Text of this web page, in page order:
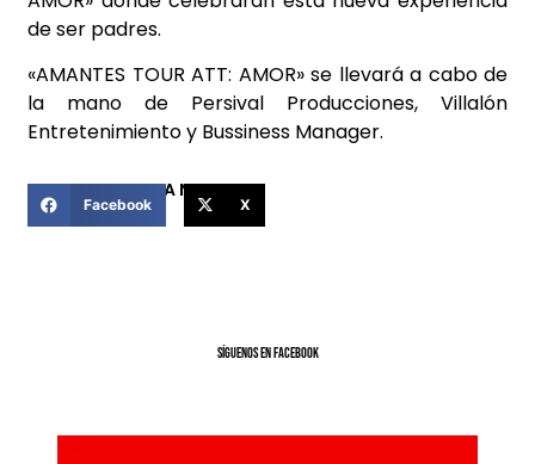
de ser padres.
«AMANTES TOUR ATT: AMOR» se llevará a cabo de
la mano de Persival Producciones, Villalón
Entretenimiento y Bussiness Manager.
COMPARTIR ESTA NOTICIA
Facebook X
SíGUENOS EN FACEBOOK